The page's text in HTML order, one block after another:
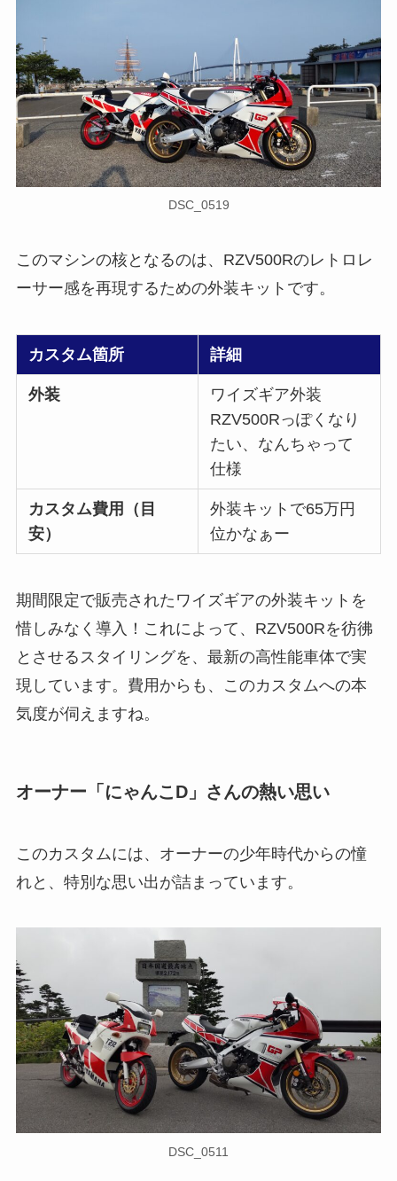
DSC_0519
このマシンの核となるのは、RZV500Rのレトロレ
ーサー感を再現するための外装キットです。
カスタム箇所 詳細
外装
ワイズギア外装
RZV500Rっぽくなり
たい、なんちゃって
仕様
カスタム費用（目
安）
外装キットで65万円
位かなぁー
期間限定で販売されたワイズギアの外装キットを
惜しみなく導入！これによって、RZV500Rを彷彿
とさせるスタイリングを、最新の高性能車体で実
現しています。費用からも、このカスタムへの本
気度が伺えますね。
オーナー「にゃんこD」さんの熱い思い
このカスタムには、オーナーの少年時代からの憧
れと、特別な思い出が詰まっています。
DSC_0511